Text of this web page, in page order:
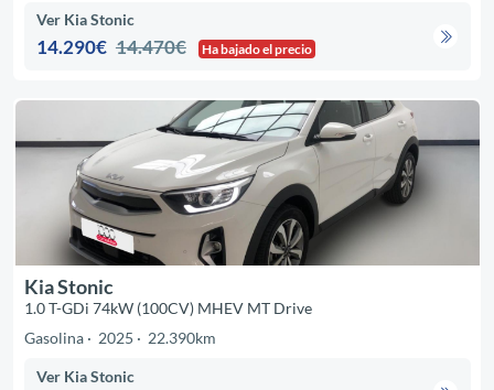
Ver Kia Stonic
14.290€ 14.470€ Ha bajado el precio
Kia Stonic
1.0 T-GDi 74kW (100CV) MHEV MT Drive
Gasolina
2025 22.390km
Ver Kia Stonic